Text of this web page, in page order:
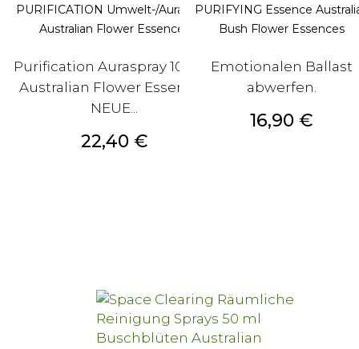
PURIFICATION Umwelt-/Auraspray
Australian Flower Essences
Purification Auraspray 100 ml
Australian Flower Essences
NEUE...
Preis
22,40 €
PURIFYING Essence
Bush Flower Essences
Emotionalen Ballast
abwerfen.
Preis
16,90 €